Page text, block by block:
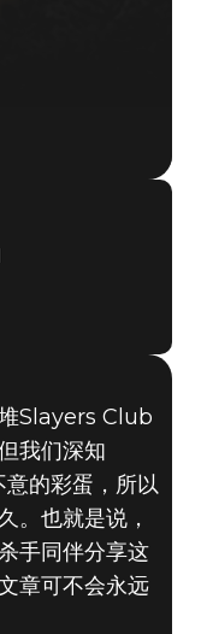
Slayers Club
我们深知
意的彩蛋，所以
。也就是说，
手同伴分享这
章可不会永远